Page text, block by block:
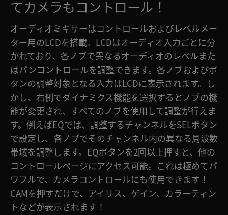
てカメラもコントロール！
オーディオミキサーはコントロールおよびレベルメー
ター用のLCDを搭載。LCDはオーディオ入力ごとに分
かれており、各ノブで異なるオーディオのレベルまた
はパンコントロールを調整できます。各ノブおよびボ
タンの調整対象となる入力はLCDに表示されます。し
かし、右側でダイナミクス機能を選択するとノブの機
能が変更され、すべてのノブを使用して調整が行えま
す。例えばEQでは、調整するチャンネルをSELボタン
で設定し、各ノブでそのチャンネル内の異なる周波数
帯域を調整します。EQボタンを2回以上押すと、他の
コントロールページにアクセス可能。これは極めてパ
ワフルで、カメラコントロールにも使用できます！
CAMを押すだけで、アイリス、ゲイン、カラーティン
トなどが表示されます！